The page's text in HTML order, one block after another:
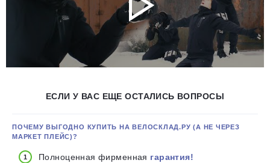
ЕСЛИ У ВАС ЕЩЕ ОСТАЛИСЬ ВОПРОСЫ
ПОЧЕМУ ВЫГОДНО КУПИТЬ НА ВЕЛОСКЛАД.РУ (А НЕ ЧЕРЕЗ
МАРКЕТ ПЛЕЙС)?
Полноценная фирменная гарантия!